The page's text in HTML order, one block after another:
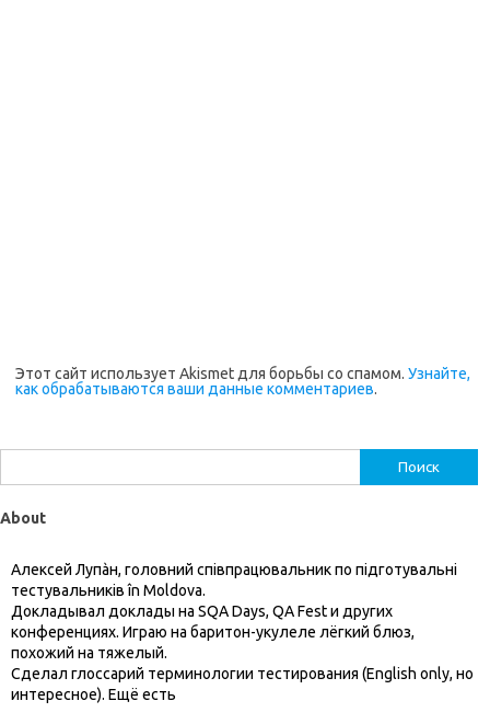
Этот сайт использует Akismet для борьбы со спамом. Узнайте,
как обрабатываются ваши данные комментариев.
About
Алексей Лупàн, головний спiвпрацювальник по підготувальні
тестувальників în Moldova.
Докладывал доклады на SQA Days, QA Fest и других
конференциях. Играю на баритон-укулеле лёгкий блюз,
похожий на тяжелый.
Сделал глоссарий терминологии тестирования (English only, но
интересное). Ещё есть